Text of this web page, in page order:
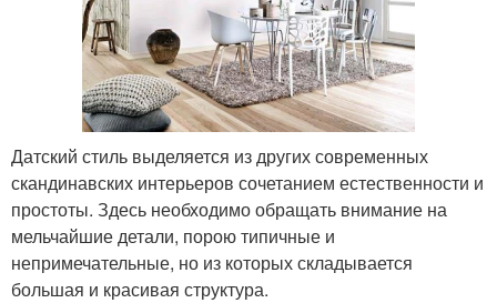
Датский стиль выделяется из других современных
скандинавских интерьеров сочетанием естественности и
простоты. Здесь необходимо обращать внимание на
мельчайшие детали, порою типичные и
непримечательные, но из которых складывается
большая и красивая структура.